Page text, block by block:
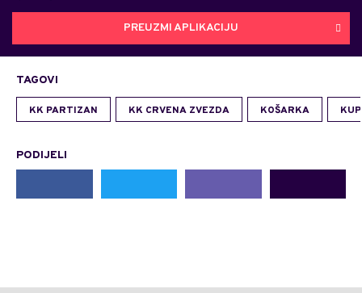
PREUZMI APLIKACIJU
TAGOVI
KK PARTIZAN KK CRVENA ZVEZDA KOŠARKA
PODIJELI